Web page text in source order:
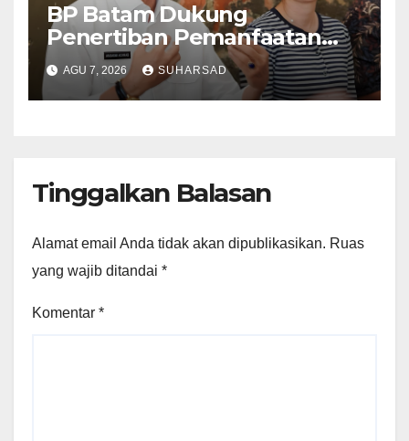
BP Batam Dukung
Penertiban Pemanfaatan
Ruang Laut Sesuai
Ketentuan Peraturan
Perundang-undangan
AGU 7, 2026 SUHARSAD
Tinggalkan Balasan
Alamat email Anda tidak akan dipublikasikan. Ruas
yang wajib ditandai *
Komentar *